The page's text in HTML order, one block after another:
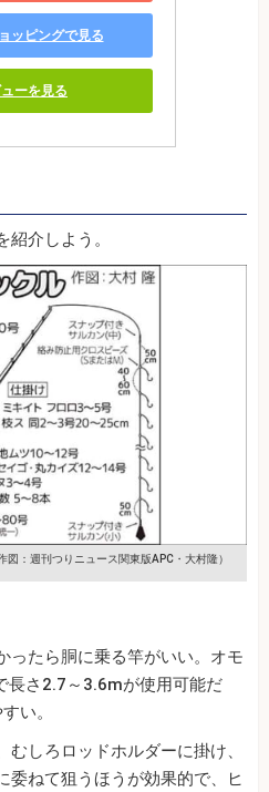
ッピングで見る
ーを見る
介しよう。
作図：週刊つりニュース関東版APC・大村隆）
ったら胴に乗る竿がいい。オモ
長さ2.7～3.6mが使用可能だ
い。
しろロッドホルダーに掛け、
委ねて狙うほうが効果的で、ヒ